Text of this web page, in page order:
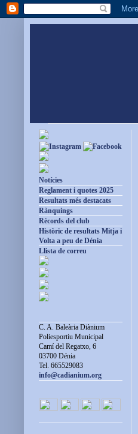
Notícies
Reglament i quotes 2025
Resultats més destacats
Rànquings
Rècords del club
Històric de resultats Mitja i
Volta a peu de Dénia
Llista de correu
C. A. Baleària Diànium
Poliesportiu Municipal
Camí del Regatxo, 6
03700 Dénia
Tel. 665529083
info@cadianium.org